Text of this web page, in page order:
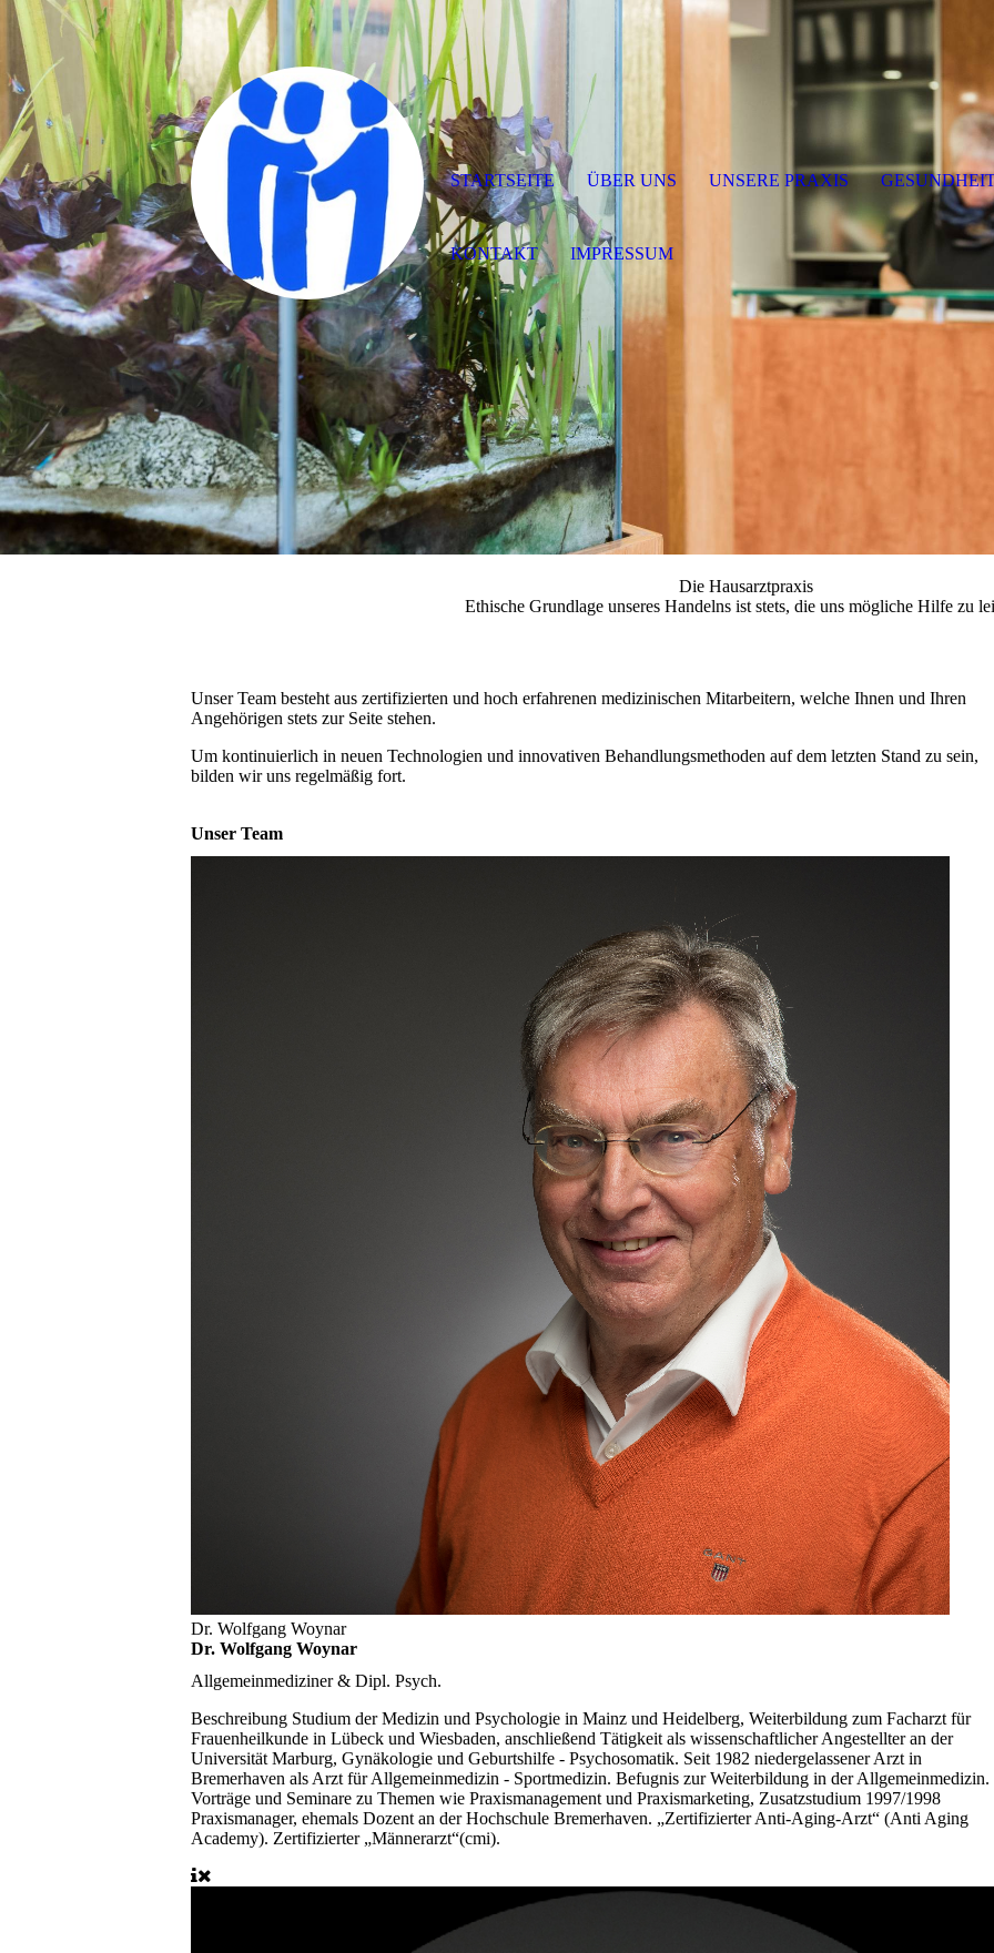
Die Hausarztpraxis
Ethische Grundlage unseres Handelns ist stets, die uns mögliche Hilfe zu
Unser Team besteht aus zertifizierten und hoch erfahrenen medizinischen Mitarbeitern, welche Ihnen und Ihren
Angehörigen stets zur Seite stehen.
Um kontinuierlich in neuen Technologien und innovativen Behandlungsmethoden auf dem letzten Stand zu sein,
bilden wir uns regelmäßig fort.
Unser Team
Dr. Wolfgang Woynar
Dr. Wolfgang Woynar
Allgemeinmediziner & Dipl. Psych.
Beschreibung Studium der Medizin und Psychologie in Mainz und Heidelberg, Weiterbildung zum Facharzt für
Frauenheilkunde in Lübeck und Wiesbaden, anschließend Tätigkeit als wissenschaftlicher Angestellter an der
Universität Marburg, Gynäkologie und Geburtshilfe - Psychosomatik. Seit 1982 niedergelassener Arzt in
Bremerhaven als Arzt für Allgemeinmedizin - Sportmedizin. Befugnis zur Weiterbildung in der Allgemeinmedizin.
Vorträge und Seminare zu Themen wie Praxismanagement und Praxismarketing, Zusatzstudium 1997/1998
Praxismanager, ehemals Dozent an der Hochschule Bremerhaven. „Zertifizierter Anti-Aging-Arzt“ (Anti Aging
Academy). Zertifizierter „Männerarzt“(cmi).
STARTSEITE ÜBER UNS UNSERE PRAXIS
KONTAKT IMPRESSUM